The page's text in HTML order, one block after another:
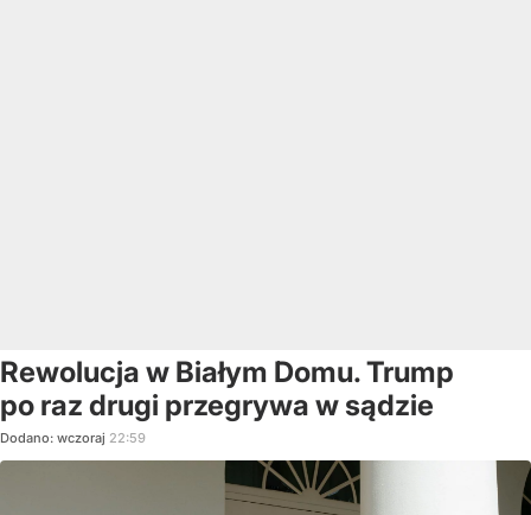
Rewolucja w Białym Domu. Trump
po raz drugi przegrywa w sądzie
Dodano: wczoraj 22:59